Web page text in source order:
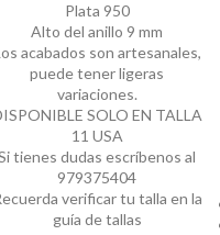
Plata 950
Alto del anillo 9 mm
acabados son artesanales,
puede tener ligeras
variaciones.
SOLO EN TALLA
11 USA
tienes dudas escríbenos al
979375404
verificar tu talla en la
guía de tallas